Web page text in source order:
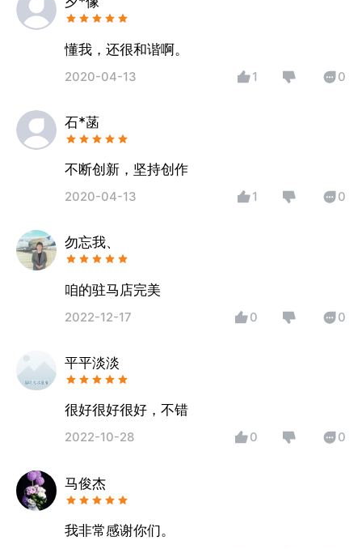
懂我，还很和谐啊。
2020-04-13 1 0
石*菡
不断创新，坚持创作
2020-04-13 1 0
勿忘我、
咱的驻马店完美
2022-12-17 0 0
平平淡淡
很好很好很好，不错
2022-10-28 0 0
马俊杰
我非常感谢你们。